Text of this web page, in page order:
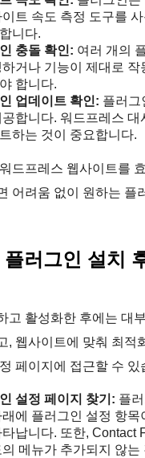
이트 속도 측정 도구를
니다.
충돌 확인: 여러 개의
하거나 기능이 제대로
합니다.
업데이트 확인: 플러그
합니다. 워드프레스
하는 것이 중요합니다.
드프레스 웹사이트를
어려움 없이 원하는 플
러그인 설치
고 활성화한 후에는 대
, 웹사이트에 맞춰 최
페이지에 접근할 수 있
설정 페이지 찾기: 플
에 플러그인 설정 항목
납니다. 또한, Contact
메뉴가 추가되지 않는